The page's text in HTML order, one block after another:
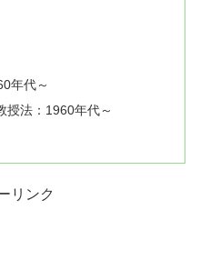
年代～
授法：1960年代～
リンク